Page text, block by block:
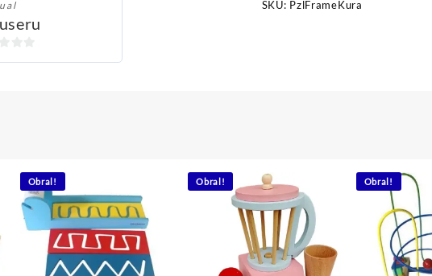
SKU: PzlFrameKura
Obral! Obral! Obral!